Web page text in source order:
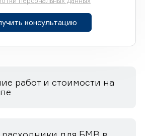
консультацию
работ и стоимости на